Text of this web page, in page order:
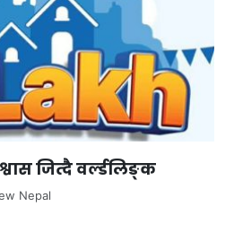
जित्दै वर्ल्डलिङ्क
Nepal